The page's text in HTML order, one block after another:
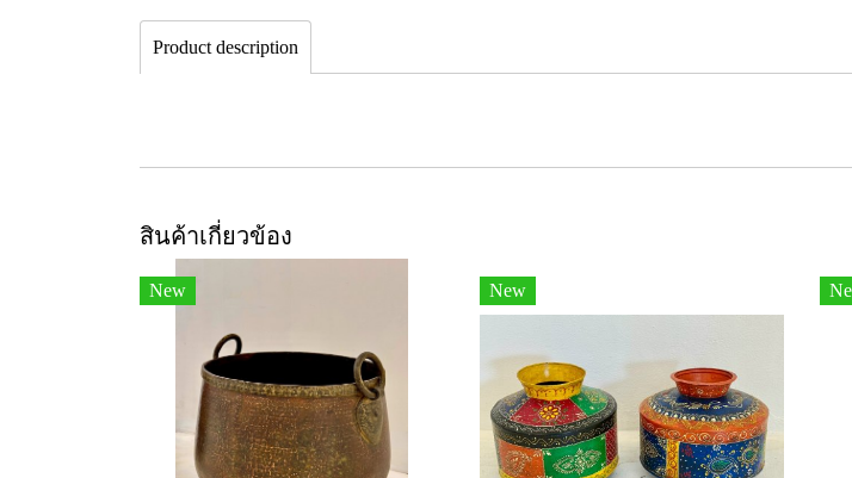
Product description
สินค้าเกี่ยวข้อง
New New